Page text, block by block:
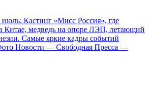
Кастинг «Мисс Россия», где
Китае, медведь на опоре ЛЭП, летающий
Самые яркие кадры событий
Новости — Свободная Пресса —